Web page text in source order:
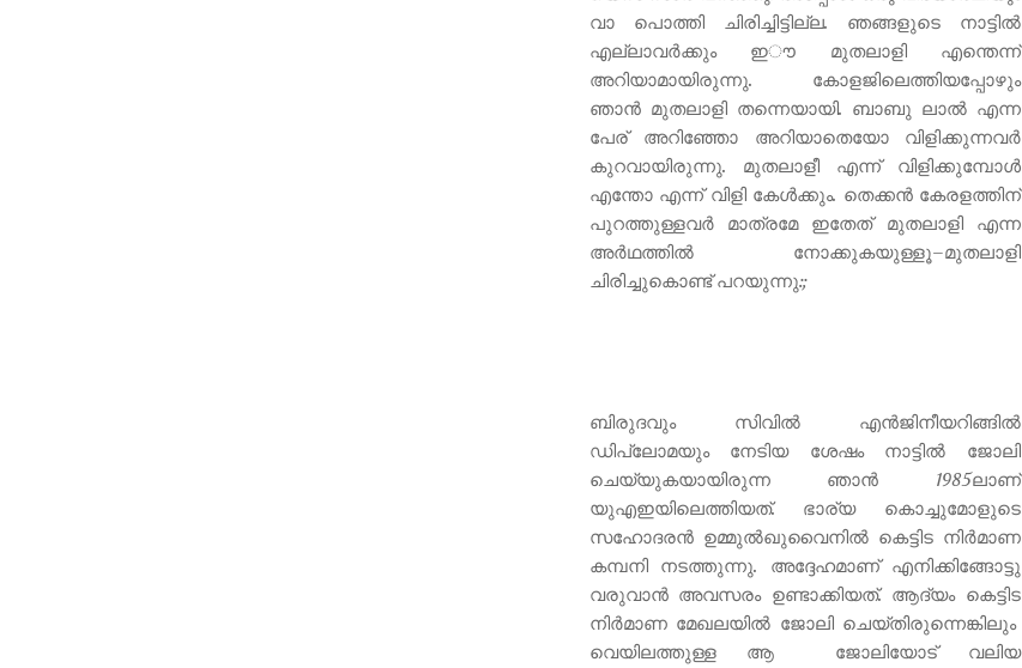
വാ പൊത്തി ചിരിച്ചിട്ടില്ല. ഞങ്ങളുടെ നാട്ടിൽ
എല്ലാവർക്കും ഇൗ മുതലാളി എന്തെന്ന്
അറിയാമായിരുന്നു. കോളജിലെത്തിയപ്പോഴും
ഞാൻ മുതലാളി തന്നെയായി. ബാബു ലാൽ എന്ന
പേര് അറിഞ്ഞോ അറിയാതെയോ വിളിക്കുന്നവർ
കുറവായിരുന്നു. മുതലാളീ എന്ന് വിളിക്കുമ്പോൾ
എന്തോ എന്ന് വിളി കേൾക്കും. തെക്കൻ കേരളത്തിന്
പുറത്തുള്ളവർ മാത്രമേ ഇതേത് മുതലാളി എന്ന
അർഥത്തിൽ നോക്കുകയുള്ളൂ–മുതലാളി
ചിരിച്ചുകൊണ്ട് പറയുന്നു:;
ബിരുദവും സിവിൽ എൻജിനീയറിങ്ങിൽ
ഡിപ്ലോമയും നേടിയ ശേഷം നാട്ടിൽ ജോലി
ചെയ്യുകയായിരുന്ന ഞാൻ 1985ലാണ്
യുഎഇയിലെത്തിയത്. ഭാര്യ കൊച്ചുമോളുടെ
സഹോദരൻ ഉമ്മുൽഖുവൈനിൽ കെട്ടിട നിർമാണ
കമ്പനി നടത്തുന്നു. അദ്ദേഹമാണ് എനിക്കിങ്ങോട്ടു
വരുവാൻ അവസരം ഉണ്ടാക്കിയത്. ആദ്യം കെട്ടിട
നിർമാണ മേഖലയിൽ ജോലി ചെയ്തിരുന്നെങ്കിലും
വെയിലത്തുള്ള ആ ജോലിയോട് വലിയ